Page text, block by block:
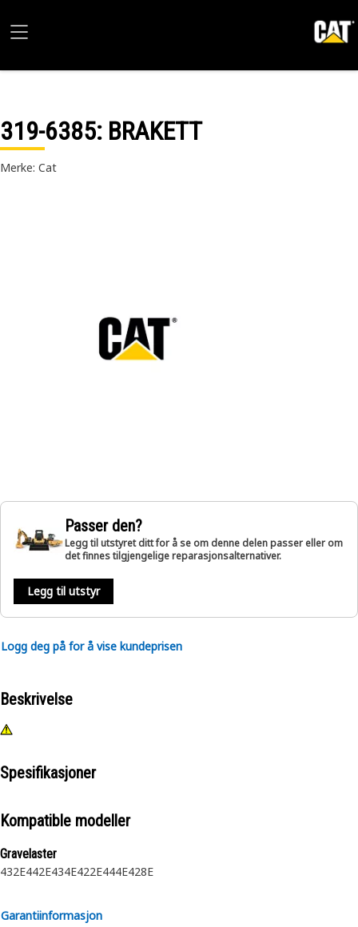
319-6385: BRAKETT
Merke: Cat
Passer den?
Legg til utstyret ditt for å se om denne delen passer eller om
det finnes tilgjengelige reparasjonsalternativer.
Legg til utstyr
Logg deg på for å vise kundeprisen
Beskrivelse
Spesifikasjoner
Kompatible modeller
Gravelaster
432E442E434E422E444E428E
Garantiinformasjon